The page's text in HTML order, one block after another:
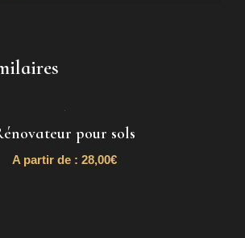
pour sols
A partir de : 28,00€